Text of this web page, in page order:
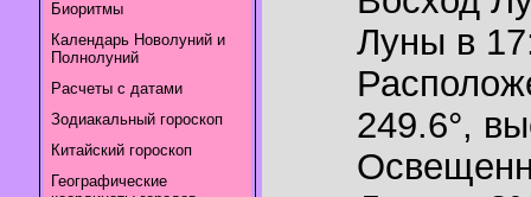
Биоритмы
Календарь Новолуний и
Полнолуний
Расчеты с датами
Зодиакальный гороскоп
Китайский гороскоп
Географические
Луны в
249.6°,